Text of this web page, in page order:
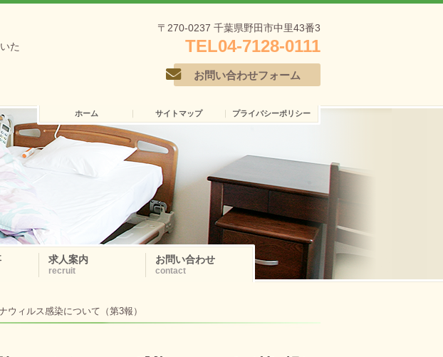
た
〒270-0237 千葉県野田市中里43番3
TEL04-7128-0111
お問い合わせフォーム
ホーム サイトマップ プライバシーポリシー
求人案内
recruit
お問い合わせ
contact
ウィルス感染について（第3報）